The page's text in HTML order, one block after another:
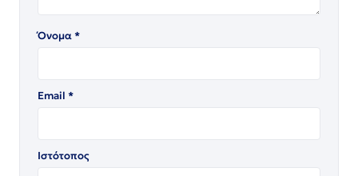
Όνομα*
Email *
Ιστότοπος